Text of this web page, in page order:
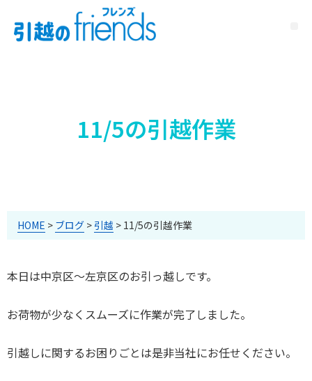
11/5の引越作業
HOME > ブログ > 引越 > 11/5の引越作業
本日は中京区～左京区のお引っ越しです。
お荷物が少なくスムーズに作業が完了しました。
引越しに関するお困りごとは是非当社にお任せください。